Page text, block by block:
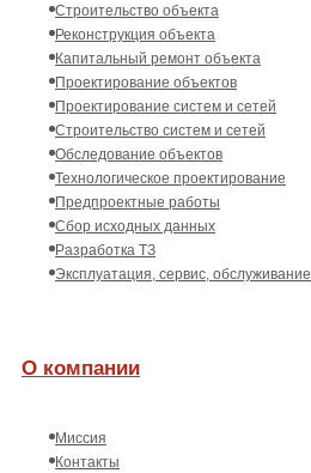
Строительство объекта
Реконструкция объекта
Капитальный ремонт объекта
Проектирование объектов
Проектирование систем и сетей
Строительство систем и сетей
Обследование объектов
Технологическое проектирование
Предпроектные работы
Сбор исходных данных
Разработка ТЗ
Эксплуатация, сервис, обслуживание
О компании
Миссия
Контакты